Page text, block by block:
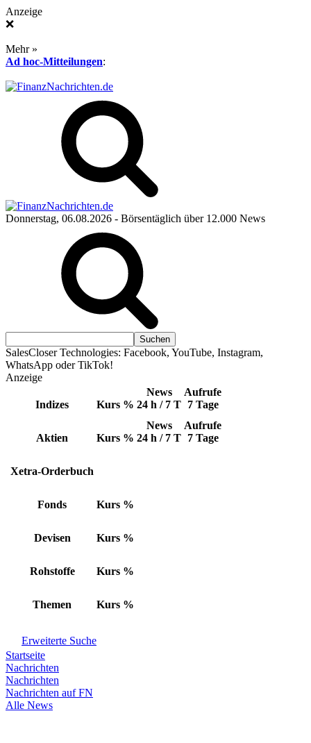
Anzeige
❌
Mehr »
Ad hoc-Mitteilungen:
Donnerstag, 06.08.2026 - Börsentäglich über 12.000 News
SalesCloser Technologies: Facebook, YouTube, Instagram,
WhatsApp oder TikTok!
Anzeige
Indizes Kurs %
News
24 h / 7 T
Aufrufe
7 Tage
Aktien Kurs %
News
24 h / 7 T
Aufrufe
7 Tage
Xetra-Orderbuch
Fonds Kurs %
Devisen Kurs %
Rohstoffe Kurs %
Themen Kurs %
Erweiterte Suche
Startseite
Nachrichten
Nachrichten
Nachrichten auf FN
Alle News